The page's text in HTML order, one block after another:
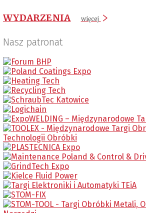
WYDARZENIA więcej
Nasz patronat